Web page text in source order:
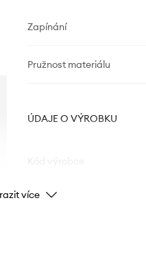
Zapínání
Pružnost materiálu
ÚDAJE O VÝROBKU
Barva
více